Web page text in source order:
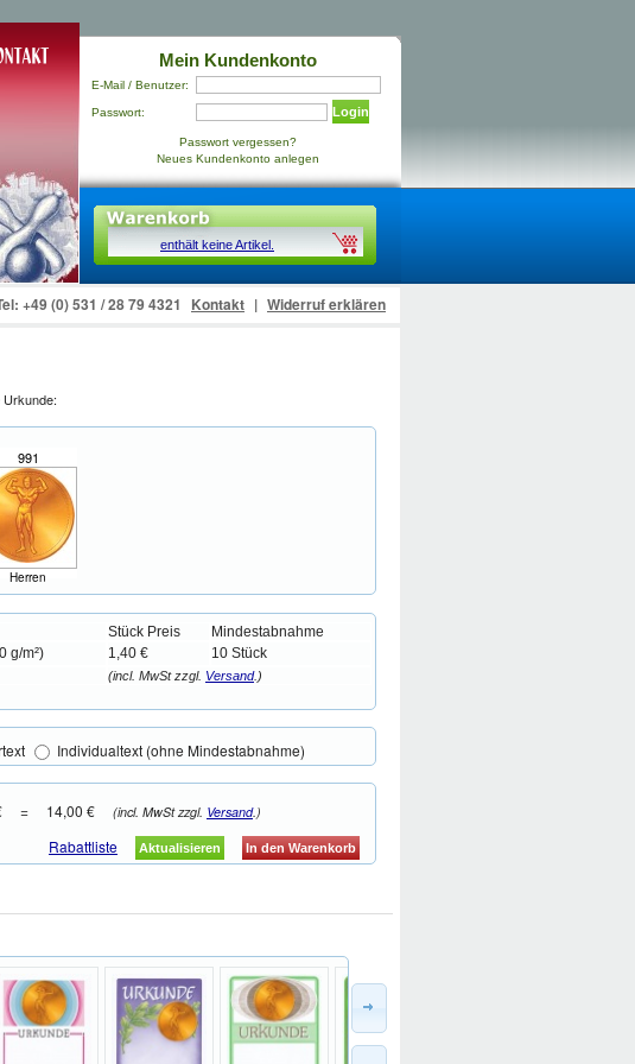
Mein Kundenkonto
E-Mail / Benutzer:
Passwort: Login
Passwort vergessen?
Neues Kundenkonto anlegen
enthält keine Artikel.
+49 (0) 531 / 28 79 4321 Kontakt | Widerruf erklären
991
Herren
Stück Preis
Mindestabnahme
g/m²)
1,40 € 10 Stück
(incl. MwSt zzgl. Versand.)
Individualtext (ohne Mindestabnahme)
= 14,00 € (incl. MwSt zzgl. Versand.)
Rabattliste Aktualisieren In den Warenkorb